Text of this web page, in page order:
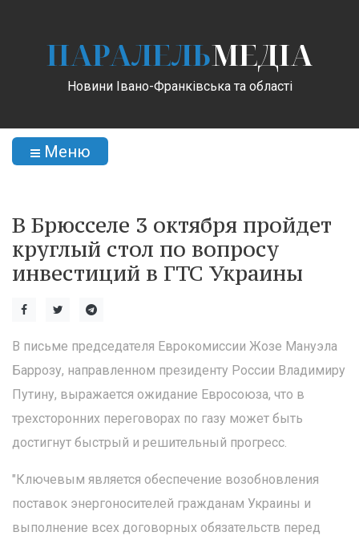
ПАРАЛЕЛЬМЕДІА
Новини Івано-Франківська та області
Меню
В Брюсселе 3 октября пройдет
круглый стол по вопросу
инвестиций в ГТС Украины
В письме председателя Еврокомиссии Жозе Мануэла
Баррозу, направленном президенту России Владимиру
Путину, выражается ожидание Евросоюза, что в
трехсторонних переговорах по газу может быть
достигнут быстрый и решительный прогресс.
"Ключевым является обеспечение возобновления
поставок энергоносителей гражданам Украины и
выполнение всех договорных обязательств перед